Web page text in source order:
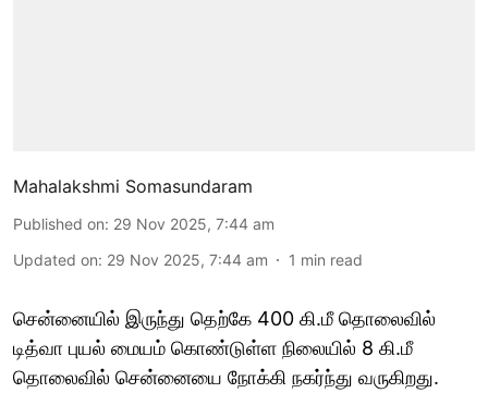
Mahalakshmi Somasundaram
Published on: 29 Nov 2025, 7:44 am
Updated on: 29 Nov 2025, 7:44 am 1 min read
சென்னையில் இருந்து தெற்கே 400 கி.மீ தொலைவில்
டித்வா புயல் மையம் கொண்டுள்ள நிலையில் 8 கி.மீ
தொலைவில் சென்னையை நோக்கி நகர்ந்து வருகிறது.